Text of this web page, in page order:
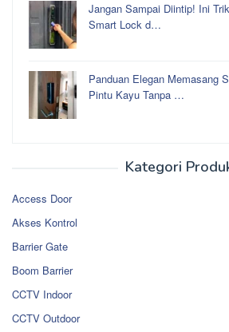
Jangan Sampai Diintip! Ini
Smart Lock d…
Panduan Elegan Memasang
Pintu Kayu Tanpa …
Kategori
Access Door
Akses Kontrol
Barrier Gate
Boom Barrier
CCTV Indoor
CCTV Outdoor